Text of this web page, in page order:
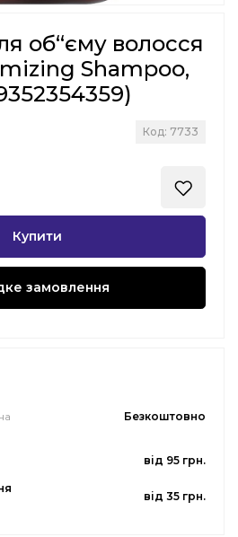
об“єму волосся
Shampoo,
Код: 7733
Купити
замовлення
Безкоштовно
від 95 грн.
від 35 грн.